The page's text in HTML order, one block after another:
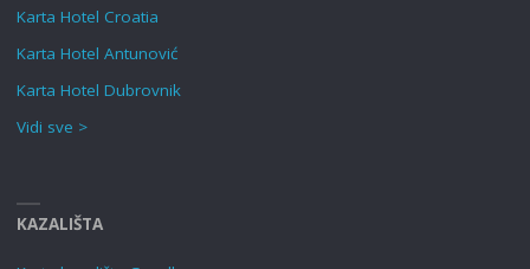
Karta Hotel Croatia
Karta Hotel Antunović
Karta Hotel Dubrovnik
Vidi sve >
KAZALIŠTA